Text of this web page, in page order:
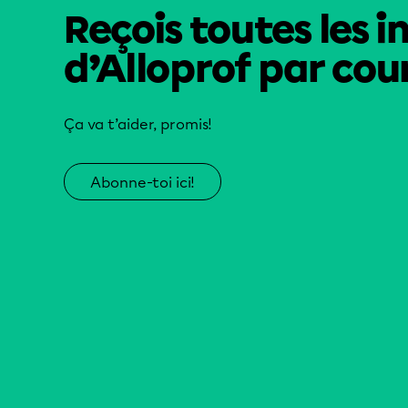
Reçois toutes les
d’Alloprof par
Ça va t’aider, promis!
Abonne-toi ici!